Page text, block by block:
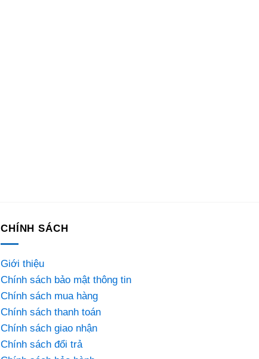
CHÍNH SÁCH
Giới thiệu
Chính sách bảo mật thông tin
Chính sách mua hàng
Chính sách thanh toán
Chính sách giao nhận
Chính sách đổi trả